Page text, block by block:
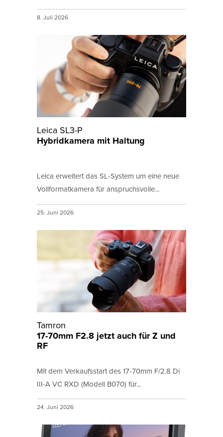
8. Juli 2026
Leica SL3-P
Hybridkamera mit Haltung
Leica erweitert das SL-System um eine neue
Vollformatkamera für anspruchsvolle...
25. Juni 2026
Tamron
17-70mm F2.8 jetzt auch für Z und
RF
Mit dem Verkaufsstart des 17-70mm F/2.8 Di
III-A VC RXD (Modell B070) für...
24. Juni 2026